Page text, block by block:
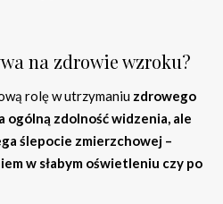
na zdrowie wzroku?
rolę w utrzymaniu zdrowego
ogólną zdolność widzenia, ale
ślepocie zmierzchowej –
w słabym oświetleniu czy po